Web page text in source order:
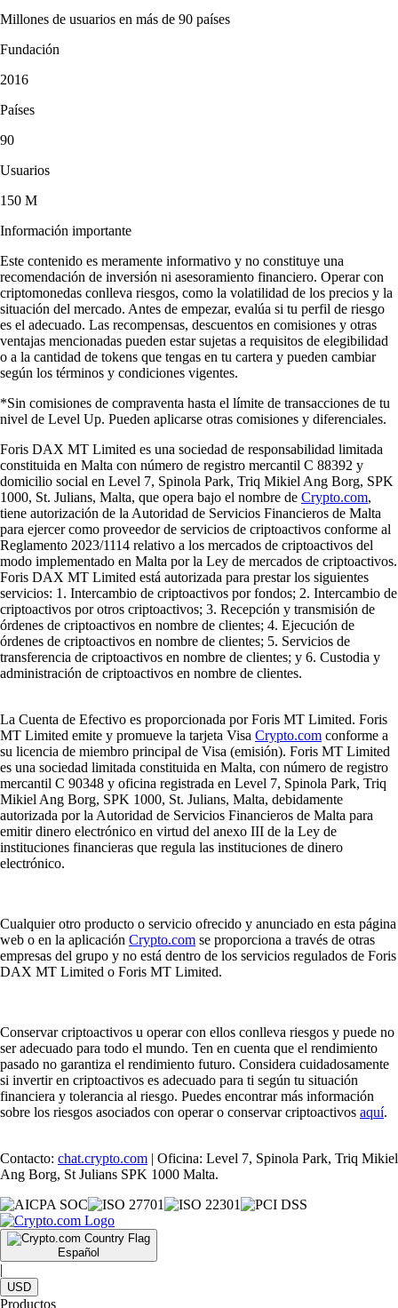
Millones de usuarios en más de 90 países
Fundación
2016
Países
90
Usuarios
150 M
Información importante
Este contenido es meramente informativo y no constituye una
recomendación de inversión ni asesoramiento financiero. Operar con
criptomonedas conlleva riesgos, como la volatilidad de los precios y la
situación del mercado. Antes de empezar, evalúa si tu perfil de riesgo
es el adecuado. Las recompensas, descuentos en comisiones y otras
ventajas mencionadas pueden estar sujetas a requisitos de elegibilidad
o a la cantidad de tokens que tengas en tu cartera y pueden cambiar
según los términos y condiciones vigentes.
*Sin comisiones de compraventa hasta el límite de transacciones de tu
nivel de Level Up. Pueden aplicarse otras comisiones y diferenciales.
Foris DAX MT Limited es una sociedad de responsabilidad limitada
constituida en Malta con número de registro mercantil C 88392 y
domicilio social en Level 7, Spinola Park, Triq Mikiel Ang Borg, SPK
1000, St. Julians, Malta, que opera bajo el nombre de Crypto.com,
tiene autorización de la Autoridad de Servicios Financieros de Malta
para ejercer como proveedor de servicios de criptoactivos conforme al
Reglamento 2023/1114 relativo a los mercados de criptoactivos del
modo implementado en Malta por la Ley de mercados de criptoactivos.
Foris DAX MT Limited está autorizada para prestar los siguientes
servicios: 1. Intercambio de criptoactivos por fondos; 2. Intercambio de
criptoactivos por otros criptoactivos; 3. Recepción y transmisión de
órdenes de criptoactivos en nombre de clientes; 4. Ejecución de
órdenes de criptoactivos en nombre de clientes; 5. Servicios de
transferencia de criptoactivos en nombre de clientes; y 6. Custodia y
administración de criptoactivos en nombre de clientes.
La Cuenta de Efectivo es proporcionada por Foris MT Limited. Foris
MT Limited emite y promueve la tarjeta Visa Crypto.com conforme a
su licencia de miembro principal de Visa (emisión). Foris MT Limited
es una sociedad limitada constituida en Malta, con número de registro
mercantil C 90348 y oficina registrada en Level 7, Spinola Park, Triq
Mikiel Ang Borg, SPK 1000, St. Julians, Malta, debidamente
autorizada por la Autoridad de Servicios Financieros de Malta para
emitir dinero electrónico en virtud del anexo III de la Ley de
instituciones financieras que regula las instituciones de dinero
electrónico.
Cualquier otro producto o servicio ofrecido y anunciado en esta página
web o en la aplicación Crypto.com se proporciona a través de otras
empresas del grupo y no está dentro de los servicios regulados de Foris
DAX MT Limited o Foris MT Limited.
Conservar criptoactivos u operar con ellos conlleva riesgos y puede no
ser adecuado para todo el mundo. Ten en cuenta que el rendimiento
pasado no garantiza el rendimiento futuro. Considera cuidadosamente
si invertir en criptoactivos es adecuado para ti según tu situación
financiera y tolerancia al riesgo. Puedes encontrar más información
sobre los riesgos asociados con operar o conservar criptoactivos aquí.
Contacto: chat.crypto.com | Oficina: Level 7, Spinola Park, Triq Mikiel
Ang Borg, St Julians SPK 1000 Malta.
Español
|
USD
Productos